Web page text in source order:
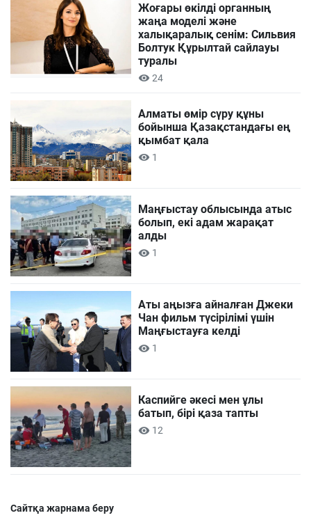
Жоғары өкілді органның
жаңа моделі және
халықаралық сенім: Сильвия
Болтук Құрылтай сайлауы
туралы
24
Алматы өмір сүру құны
бойынша Қазақстандағы ең
қымбат қала
1
Маңғыстау облысында атыс
болып, екі адам жарақат
алды
1
Аты аңызға айналған Джеки
Чан фильм түсірілімі үшін
Маңғыстауға келді
1
Каспийге әкесі мен ұлы
батып, бірі қаза тапты
12
Сайтқа жарнама беру